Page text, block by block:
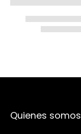
Quienes somos